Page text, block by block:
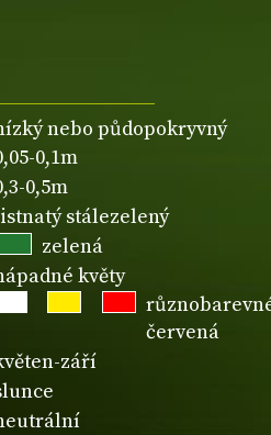
nebo půdopokryvný
0,1m
0,5m
stálezelený
zelená
květy
červená
září